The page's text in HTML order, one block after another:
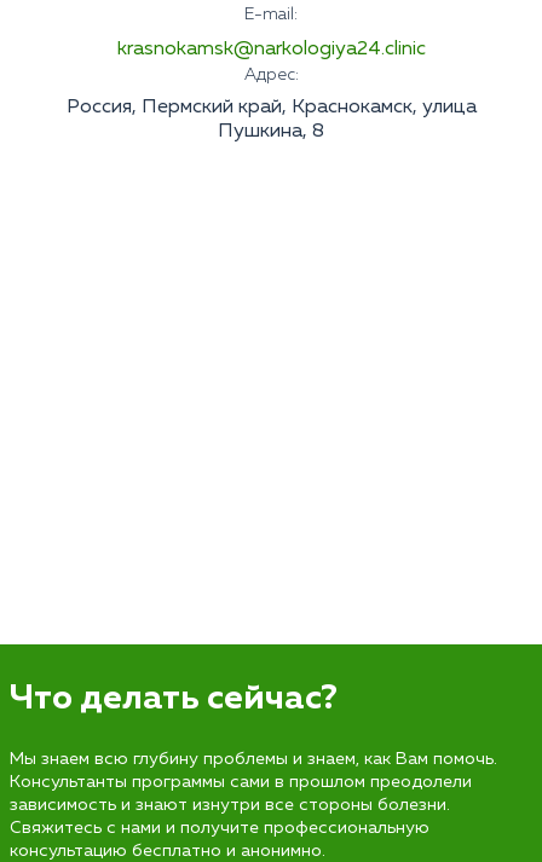
E-mail:
krasnokamsk@narkologiya24.clinic
Адрес:
Россия, Пермский край, Краснокамск, улица
Пушкина, 8
Что делать сейчас?
Мы знаем всю глубину проблемы и знаем, как Вам помочь.
Консультанты программы сами в прошлом преодолели
зависимость и знают изнутри все стороны болезни.
Свяжитесь с нами и получите профессиональную
консультацию бесплатно и анонимно.